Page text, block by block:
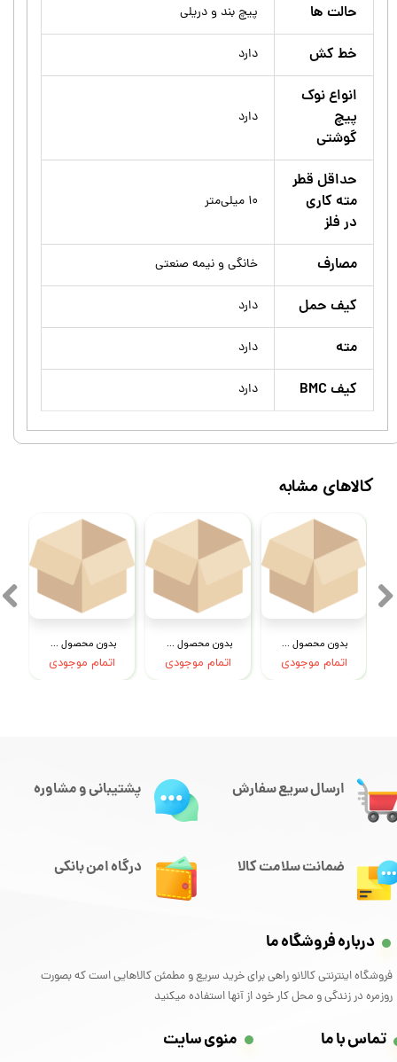
حالت ها پیچ بند و دریلی
خط کش دارد
انواع نوک
پیچ
گوشتی
دارد
حداقل قطر
مته کاری
در فلز
۱۰ میلی‌متر
مصارف خانگی و نیمه صنعتی
کیف حمل دارد
مته دارد
کیف BMC دارد
بدون محصول جهت نمایش
اتمام موجودی
بدون محصول جهت نمایش
اتمام موجودی
بدون محصول جهت نمایش
اتمام موجودی
کالاهای مشابه
ارسال سریع سفارش
درگاه امن بانکی
پشتیبانی و مشاوره
ضمانت سلامت کالا
درباره فروشگاه ما
فروشگاه اینترنتی کالانو راهی برای خرید سریع و مطمئن کالاهایی است که بصورت
روزمره در زندگی و محل کار خود از آنها استفاده میکنید
تماس با ما منوی سایت